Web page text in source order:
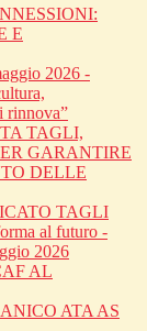
E
2026 -
rinnova”
TAGLI,
GARANTIRE
DELLE
TAGLI
al futuro -
2026
AL
ATA AS